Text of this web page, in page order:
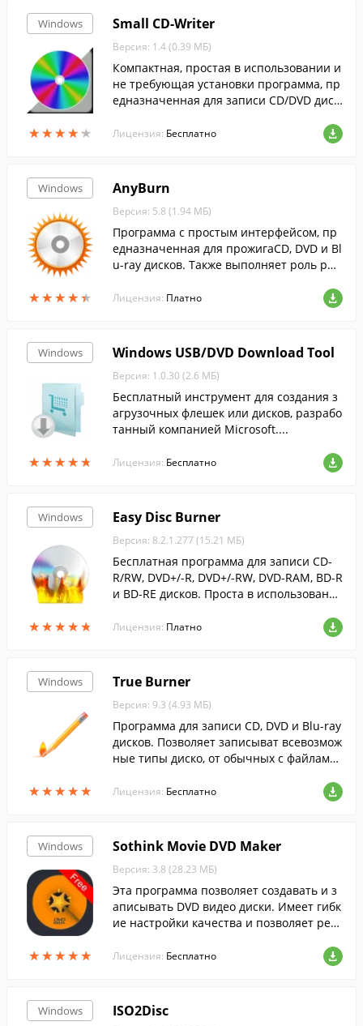
Windows
★★★★★
★★★★★
Small CD-Writer
Версия: 1.4 (0.39 МБ)
Компактная, простая в использовании и
не требующая установки программа, пр
едназначенная для записи CD/DVD диск
оздавать образы дисков в формате ISO.
Лицензия: Бесплатно
Windows
★★★★★
★★★★★
AnyBurn
Версия: 5.8 (1.94 МБ)
Программа с простым интерфейсом, пр
едназначенная для прожигаCD, DVD и Bl
u-ray дисков. Также выполняет роль рип
Лицензия: Платно
Windows
★★★★★
★★★★★
Windows USB/DVD Download Tool
Версия: 1.0.30 (2.6 МБ)
Бесплатный инструмент для создания з
агрузочных флешек или дисков, разрабо
танный компанией Microsoft....
Лицензия: Бесплатно
Windows
★★★★★
★★★★★
Easy Disc Burner
Версия: 8.2.1.277 (15.21 МБ)
Бесплатная программа для записи CD-
R/RW, DVD+/-R, DVD+/-RW, DVD-RAM, BD-R
и BD-RE дисков. Проста в использовани
аписи.
Лицензия: Платно
Windows
★★★★★
★★★★★
True Burner
Версия: 9.3 (4.93 МБ)
Программа для записи CD, DVD и Blu-ray
дисков. Позволяет записыват всевозмож
ные типы диско, от обычных с файлами,
Лицензия: Бесплатно
Windows
★★★★★
★★★★★
Sothink Movie DVD Maker
Версия: 3.8 (28.23 МБ)
Эта программа позволяет создавать и з
аписывать DVD видео диски. Имеет гибк
ие настройки качества и позволяет ред
Лицензия: Бесплатно
Windows ISO2Disc